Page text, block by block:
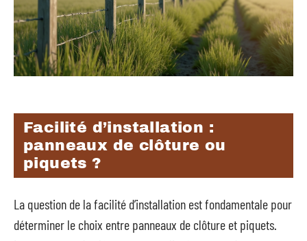
Facilité d’installation :
panneaux de clôture ou
piquets ?
La question de la facilité d’installation est fondamentale pour
déterminer le choix entre panneaux de clôture et piquets.